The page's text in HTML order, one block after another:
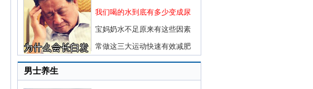
我们喝的水到底有多少变成尿
宝妈奶水不足原来有这些因素
常做这三大运动快速有效减肥
男士养生